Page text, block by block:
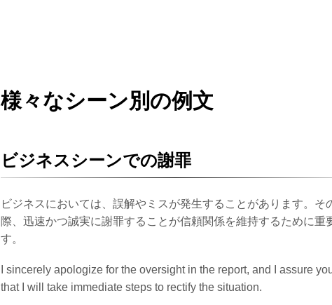
様々なシーン別の例文
ビジネスシーンでの謝罪
ビジネスにおいては、誤解やミスが発生することがあります。そ
際、迅速かつ誠実に謝罪することが信頼関係を維持するために重
す。
I sincerely apologize for the oversight in the report, and I assure
that I will take immediate steps to rectify the situation.